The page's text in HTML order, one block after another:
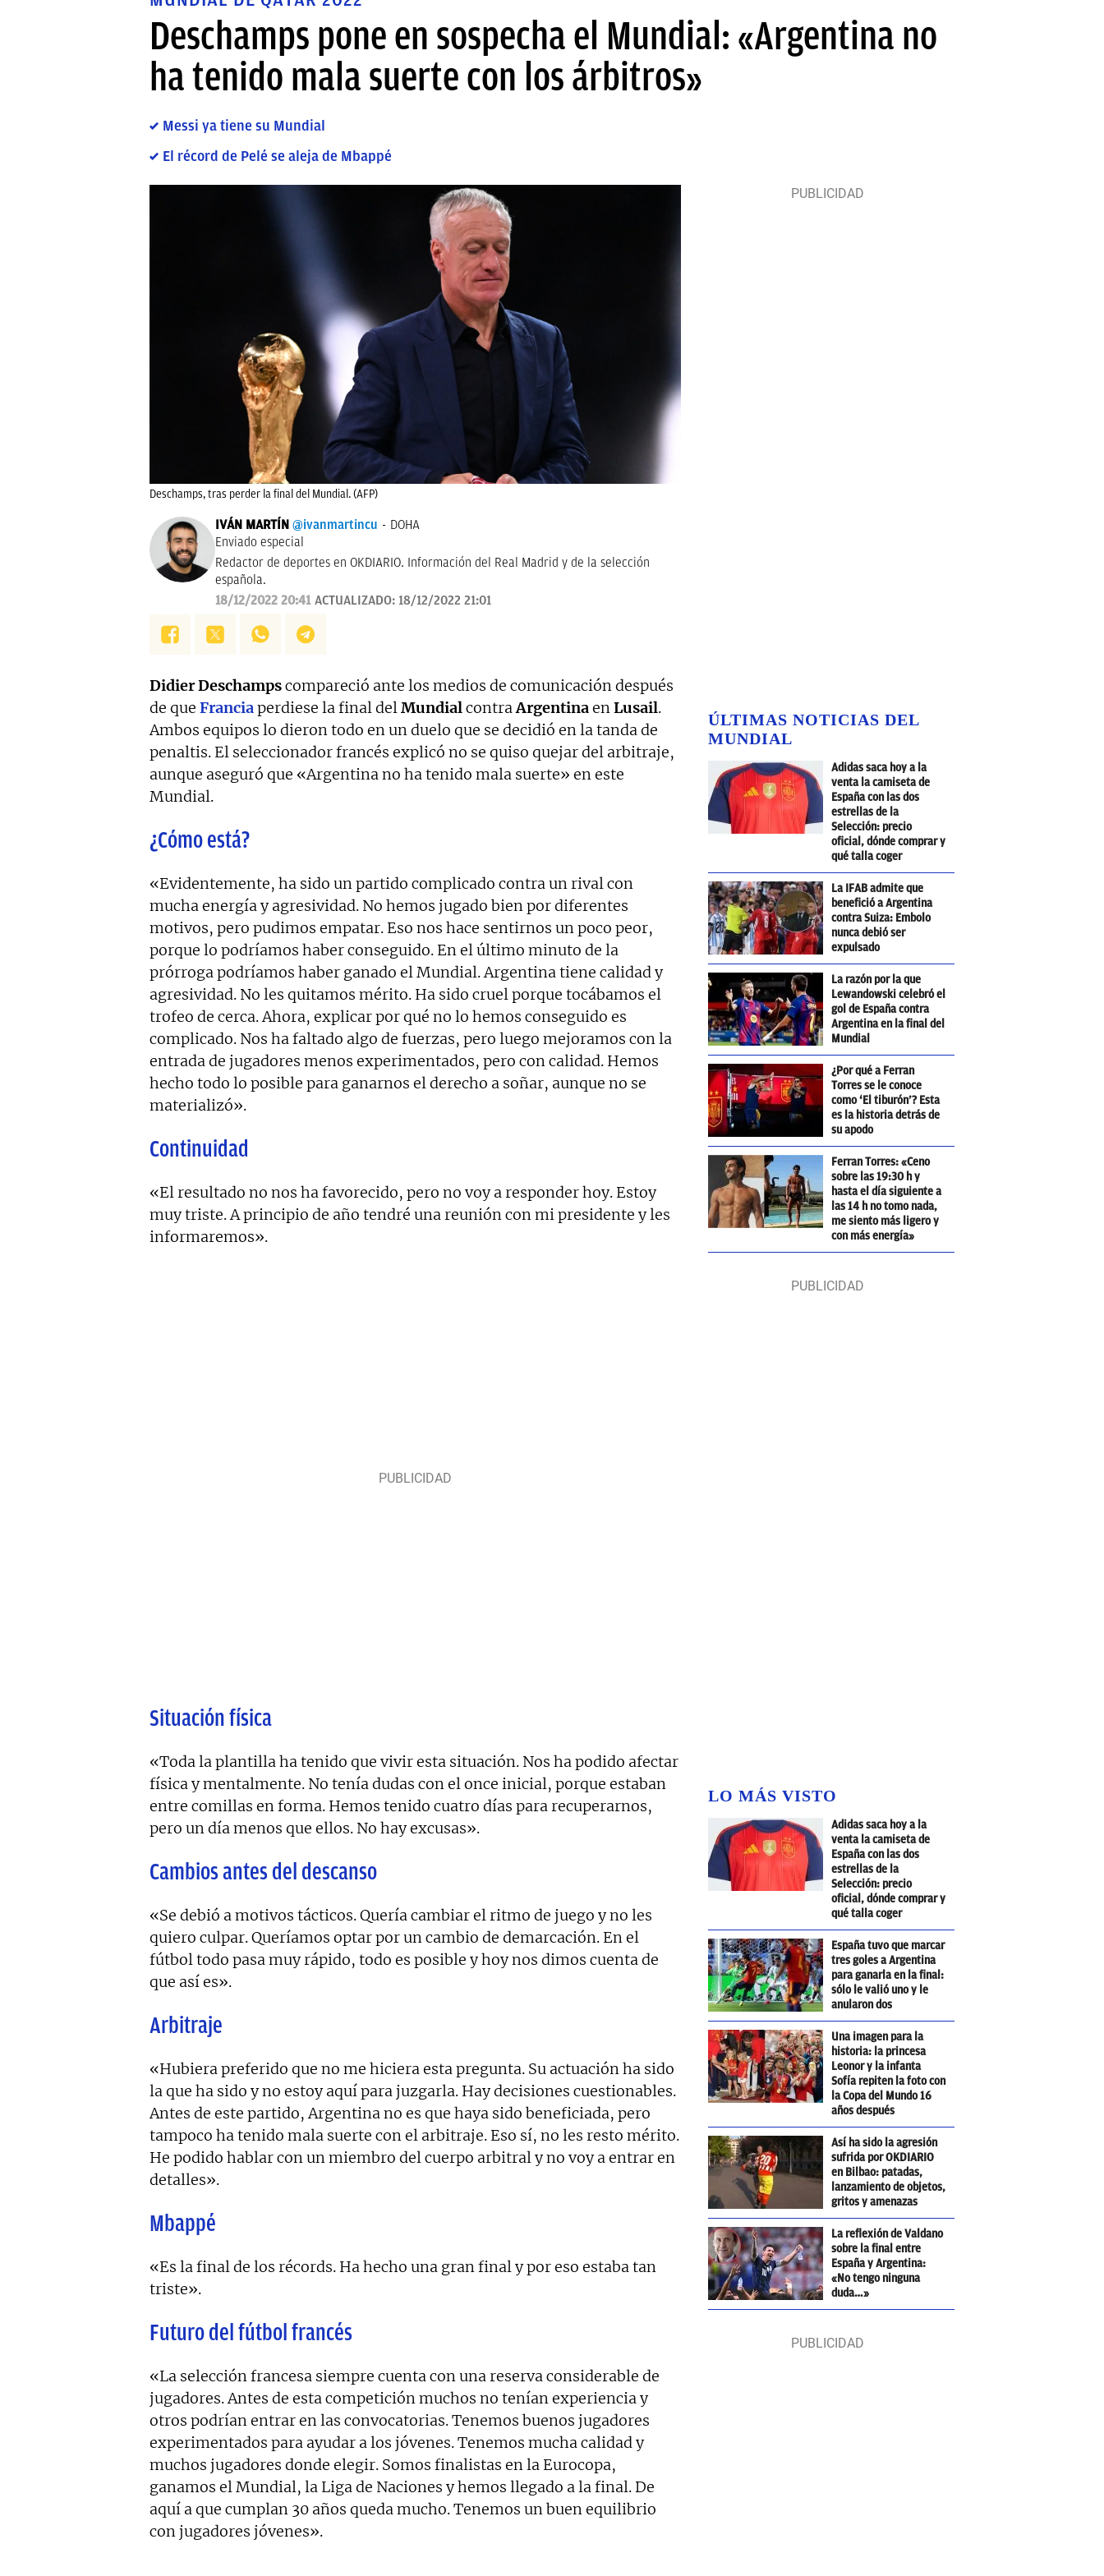
Deschamps pone en sospecha el Mundial: «Argentina no
ha tenido mala suerte con los árbitros»
Messi ya tiene su Mundial
El récord de Pelé se aleja de Mbappé
Deschamps, tras perder la final del Mundial. (AFP)
IVÁN MARTÍN @ivanmartincu
DOHA
Enviado especial
Redactor de deportes en OKDIARIO. Información del Real Madrid y de la selección
española.
18/12/2022 20:41 ACTUALIZADO: 18/12/2022 21:01
Didier Deschampscompareció ante los medios de comunicación después
de que Franciaperdiese la final delMundialcontraArgentinaenLusail.
Ambos equipos lo dieron todo en un duelo que se decidió en la tanda de
penaltis. El seleccionador francés explicó no se quiso quejar del arbitraje,
aunque aseguró que «Argentina no ha tenido mala suerte» en este
Mundial.
¿Cómo está?
«Evidentemente, ha sido un partido complicado contra un rival con
mucha energía y agresividad. No hemos jugado bien por diferentes
motivos, pero pudimos empatar. Eso nos hace sentirnos un poco peor,
porque lo podríamos haber conseguido. En el último minuto de la
prórroga podríamos haber ganado el Mundial. Argentina tiene calidad y
agresividad. No les quitamos mérito. Ha sido cruel porque tocábamos el
trofeo de cerca. Ahora, explicar por qué no lo hemos conseguido es
complicado. Nos ha faltado algo de fuerzas, pero luego mejoramos con la
entrada de jugadores menos experimentados, pero con calidad. Hemos
hecho todo lo posible para ganarnos el derecho a soñar, aunque no se
materializó».
Continuidad
«El resultado no nos ha favorecido, pero no voy a responder hoy. Estoy
muy triste. A principio de año tendré una reunión con mi presidente y les
informaremos».
Situación física
«Toda la plantilla ha tenido que vivir esta situación. Nos ha podido afectar
física y mentalmente. No tenía dudas con el once inicial, porque estaban
entre comillas en forma. Hemos tenido cuatro días para recuperarnos,
pero un día menos que ellos. No hay excusas».
Cambios antes del descanso
«Se debió a motivos tácticos. Quería cambiar el ritmo de juego y no les
quiero culpar. Queríamos optar por un cambio de demarcación. En el
fútbol todo pasa muy rápido, todo es posible y hoy nos dimos cuenta de
que así es».
Arbitraje
«Hubiera preferido que no me hiciera esta pregunta. Su actuación ha sido
la que ha sido y no estoy aquí para juzgarla. Hay decisiones cuestionables.
Antes de este partido, Argentina no es que haya sido beneficiada, pero
tampoco ha tenido mala suerte con el arbitraje. Eso sí, no les resto mérito.
He podido hablar con un miembro del cuerpo arbitral y no voy a entrar en
detalles».
Mbappé
«Es la final de los récords. Ha hecho una gran final y por eso estaba tan
triste».
Futuro del fútbol francés
«La selección francesa siempre cuenta con una reserva considerable de
jugadores. Antes de esta competición muchos no tenían experiencia y
otros podrían entrar en las convocatorias. Tenemos buenos jugadores
experimentados para ayudar a los jóvenes. Tenemos mucha calidad y
muchos jugadores donde elegir. Somos finalistas en la Eurocopa,
ganamos el Mundial, la Liga de Naciones y hemos llegado a la final. De
aquí a que cumplan 30 años queda mucho. Tenemos un buen equilibrio
con jugadores jóvenes».
ÚLTIMAS NOTICIAS DEL
MUNDIAL
Adidas saca hoy a la
venta la camiseta de
España con las dos
estrellas de la
Selección: precio
oficial, dónde comprar y
qué talla coger
La IFAB admite que
benefició a Argentina
contra Suiza: Embolo
nunca debió ser
expulsado
La razón por la que
Lewandowski celebró el
gol de España contra
Argentina en la final del
Mundial
¿Por qué a Ferran
Torres se le conoce
como ‘El tiburón’? Esta
es la historia detrás de
su apodo
Ferran Torres: «Ceno
sobre las 19:30 h y
hasta el día siguiente a
las 14 h no tomo nada,
me siento más ligero y
con más energía»
LO MÁS VISTO
Adidas saca hoy a la
venta la camiseta de
España con las dos
estrellas de la
Selección: precio
oficial, dónde comprar y
qué talla coger
España tuvo que marcar
tres goles a Argentina
para ganarla en la final:
sólo le valió uno y le
anularon dos
Una imagen para la
historia: la princesa
Leonor y la infanta
Sofía repiten la foto con
la Copa del Mundo 16
años después
Así ha sido la agresión
sufrida por OKDIARIO
en Bilbao: patadas,
lanzamiento de objetos,
gritos y amenazas
La reflexión de Valdano
sobre la final entre
España y Argentina:
«No tengo ninguna
duda…»